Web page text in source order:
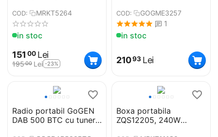
COD: MRKT5264
in stoc
151 00 Lei
19500 Lei -23%
fara fir, LCD color
COD: GOGME3257
1
in stoc
21093 Lei
Radio portabil GoGEN
DAB 500 BTC cu tuner
Boxa portabila
ZQS12205, 240W